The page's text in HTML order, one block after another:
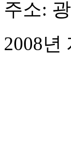
주소:
2008년